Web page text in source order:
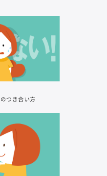
つき合い方